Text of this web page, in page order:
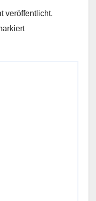
veröffentlicht.